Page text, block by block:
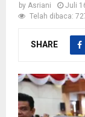
by Asriani
Juli
Telah dibaca:
SHARE